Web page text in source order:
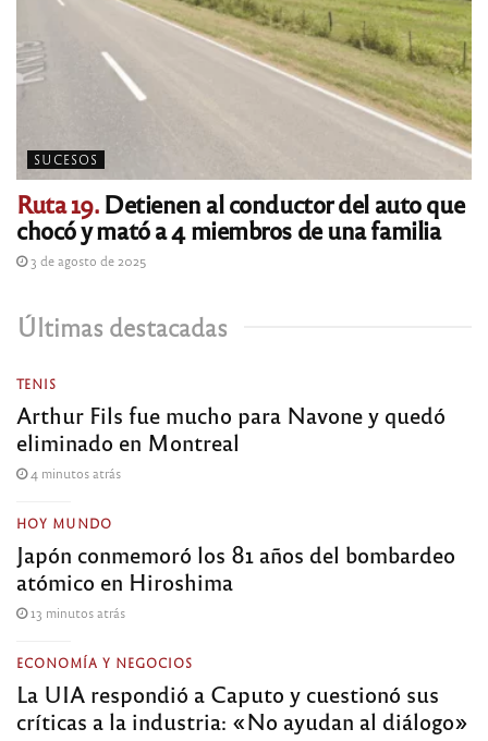
SUCESOS
Ruta 19.Detienen al conductor del auto que
chocó y mató a 4 miembros de una familia
3 de agosto de 2025
Últimas destacadas
TENIS
Arthur Fils fue mucho para Navone y quedó
eliminado en Montreal
4 minutos atrás
HOY MUNDO
Japón conmemoró los 81 años del bombardeo
atómico en Hiroshima
13 minutos atrás
ECONOMÍA Y NEGOCIOS
La UIA respondió a Caputo y cuestionó sus
críticas a la industria: «No ayudan al diálogo»